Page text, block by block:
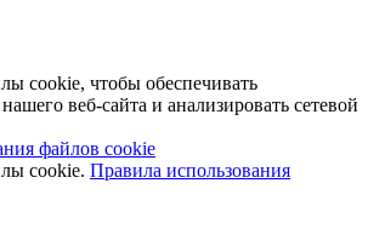
cookie, чтобы обеспечивать
веб-сайта и анализировать сетевой
файлов cookie
cookie. Правила использования